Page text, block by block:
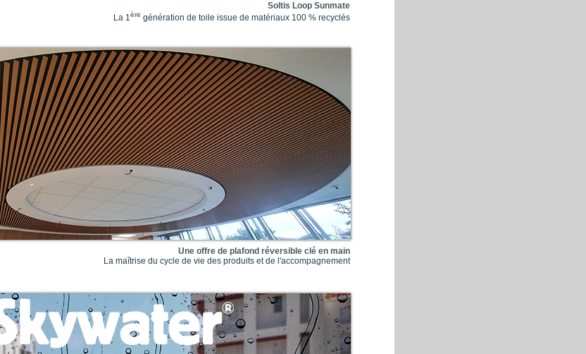
Soltis Loop Sunmate
La 1ère génération de toile issue de matériaux 100 % recyclés
Une offre de plafond réversible clé en main
La maîtrise du cycle de vie des produits et de l'accompagnement